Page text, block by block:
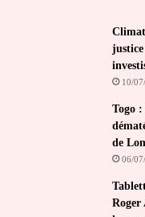
10/
Togo :
de
06/
Roger